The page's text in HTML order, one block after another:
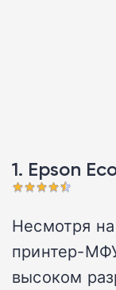
1. Epson
Несмотря
принтер-
высоком